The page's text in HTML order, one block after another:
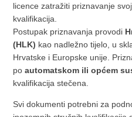
licence zatražiti priznavanje
kvalifikacija.
Postupak priznavanja provodi
(HLK) kao nadležno tijelo, u
Hrvatske i Europske unije.
poautomatskom ili općem
kvalifikacija stečena.
Svi dokumenti potrebni za